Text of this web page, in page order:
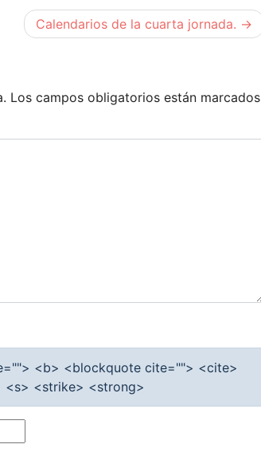
Calendarios de la cuarta jornada.
Los campos obligatorios están marcados
<b> <blockquote cite=""> <cite>
<strike> <strong>